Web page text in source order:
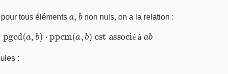
tous éléments non nuls, on a la relation :
é à
pgcd(a, b)⋅ ppcm(a,b est associé àab
: